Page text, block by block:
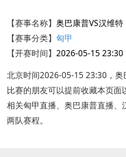
【赛事名称】 奥巴康普VS汉维特
【赛事分类】 匈甲
【开赛时间】 2026-05-15 23:30
北京时间2026-05-15 23:30，奥
比赛的朋友可以提前收藏本页
相关匈甲直播、奥巴康普直播、
两队赛程。